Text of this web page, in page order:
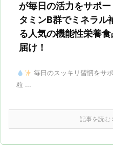
が毎日の活力をサポ
タミンB群でミネラル
る人気の機能性栄養
届け！
毎日のスッキリ習慣をサ
粒 ...
記事を読む